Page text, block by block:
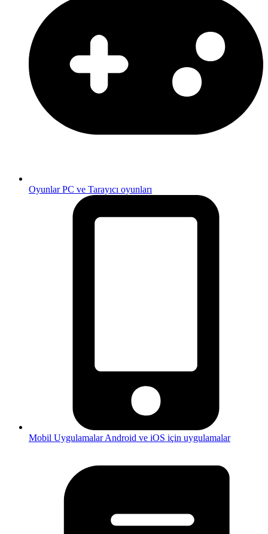
OyunlarPC ve Tarayıcı oyunları
Mobil UygulamalarAndroid ve iOS için uygulamalar